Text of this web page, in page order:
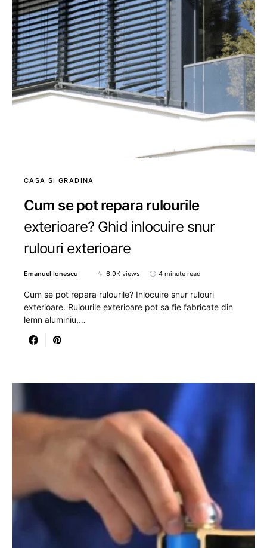
CASA SI GRADINA
Cum se pot repara rulourile
exterioare? Ghid inlocuire snur
rulouri exterioare
Emanuel Ionescu 6.9K views 4 minute read
Cum se pot repara rulourile? Inlocuire snur rulouri
exterioare. Rulourile exterioare pot sa fie fabricate din
lemn aluminiu,…